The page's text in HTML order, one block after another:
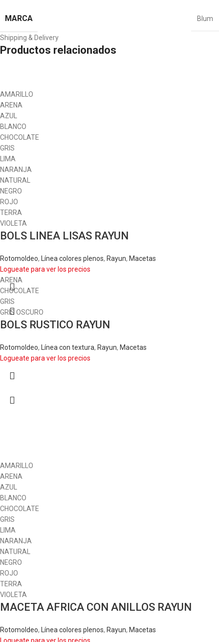
MARCA Blum
Shipping & Delivery
Productos relacionados
AMARILLO
ARENA
AZUL
BLANCO
CHOCOLATE
GRIS
LIMA
NARANJA
NATURAL
NEGRO
ROJO
TERRA
VIOLETA
BOLS LINEA LISAS RAYUN
Rotomoldeo, Línea colores plenos, Rayun, Macetas
Logueate para ver los precios
ARENA
CHOCOLATE
GRIS
GRIS OSCURO
BOLS RUSTICO RAYUN
Rotomoldeo, Línea con textura, Rayun, Macetas
Logueate para ver los precios
AMARILLO
ARENA
AZUL
BLANCO
CHOCOLATE
GRIS
LIMA
NARANJA
NATURAL
NEGRO
ROJO
TERRA
VIOLETA
MACETA AFRICA CON ANILLOS RAYUN
Rotomoldeo, Línea colores plenos, Rayun, Macetas